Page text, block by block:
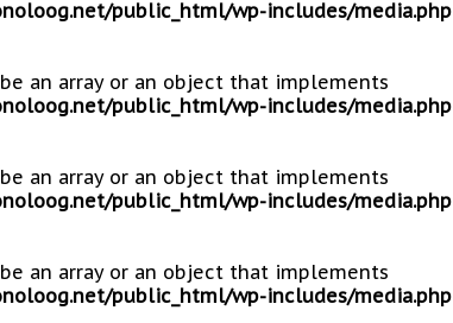
public_html/wp-includes/media.php
an array or an object that implements
public_html/wp-includes/media.php
an array or an object that implements
public_html/wp-includes/media.php
an array or an object that implements
public_html/wp-includes/media.php